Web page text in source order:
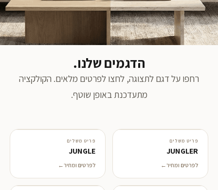
הדגמים שלנו.
רחפו על דגם לתצוגה, לחצו לפרטים מלאים. הקולקציה
מתעדכנת באופן שוטף.
פריט משלים
JUNGLER
לפרטים ומחיר
פריט משלים
JUNGLE
לפרטים ומחיר